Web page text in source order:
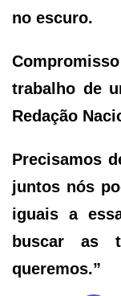
no escuro.
trabalho de
Redação
Precisamos
juntos nós
iguais a
buscar as
queremos.”